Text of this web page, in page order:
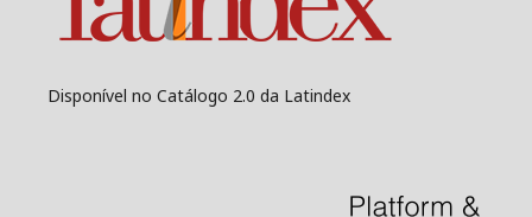
Disponível no Catálogo 2.0 da Latindex